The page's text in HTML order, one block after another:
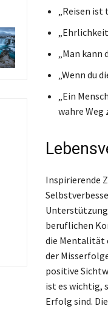
„Reisen
„Man
„Wenn du
„Ein
wahre Weg
Inspirierende
Unterstützung
beruflichen
die Mentalität
der
positive
ist es wichtig,
Erfolg sind.